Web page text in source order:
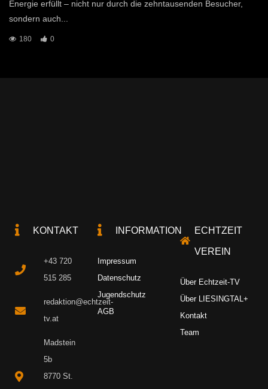
Energie erfüllt – nicht nur durch die zehntausenden Besucher,
sondern auch...
180 0
KONTAKT
+43 720
515 285
redaktion@echtzeit-
tv.at
Madstein
5b
8770 St.
INFORMATION
Impressum
Datenschutz
Jugendschutz
AGB
ECHTZEIT
VEREIN
Über Echtzeit-TV
Über LIESINGTAL+
Kontakt
Team